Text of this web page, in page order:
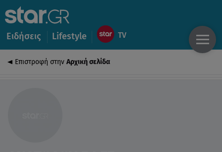
Ειδήσεις Lifestyle
Επιστροφή στην Αρχική σελίδα